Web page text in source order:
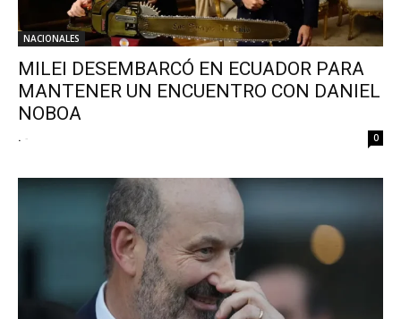
NACIONALES
MILEI DESEMBARCÓ EN ECUADOR PARA
MANTENER UN ENCUENTRO CON DANIEL
NOBOA
. - 0